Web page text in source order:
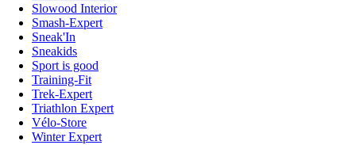
Slowood Interior
Smash-Expert
Sneak'In
Sneakids
Sport is good
Training-Fit
Trek-Expert
Triathlon Expert
Vélo-Store
Winter Expert